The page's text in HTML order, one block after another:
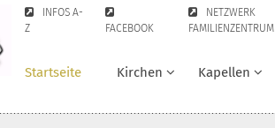
INFOS A-
Z
FACEBOOK
NETZWERK
FAMILIENZENTRUM
Startseite Kirchen Kapellen